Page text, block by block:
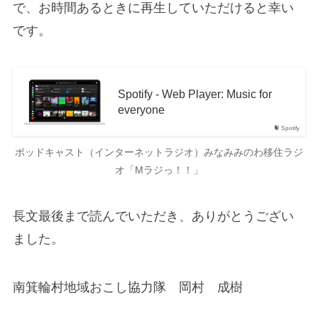
で、お時間あるときに再生していただけると幸い
です。
Spotify
Spotify - Web Player: Music for
everyone
ポッドキャスト（インターネットラジオ）みなみみのわ移住ラジ
オ「Mラジっ！！」
長文最後まで読んでいただき、ありがとうござい
ました。
南箕輪村地域おこし協力隊 岡村 成樹